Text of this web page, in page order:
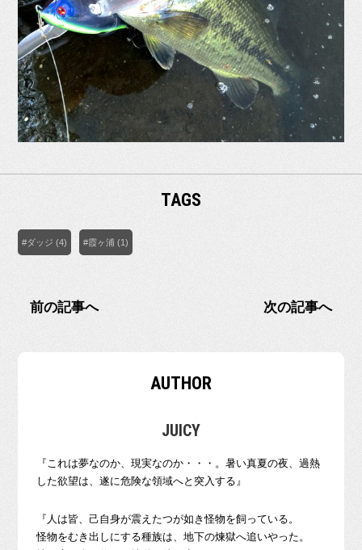
TAGS
#ダッジ (4) #霞ヶ浦 (1)
前の記事へ 次の記事へ
AUTHOR
JUICY
『これは夢なのか、現実なのか・・・。暑い真夏の夜、過熱
した欲望は、遂に危険な領域へと突入する』
『人は皆、己自身が震えたつが如き怪物を飼っている。
怪物をむき出しにする種族は、地下の煉獄へ追いやった。